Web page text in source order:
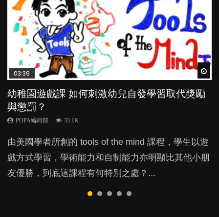
03:39
幼稚園遊戲課 如何刺激幼兒自發學習取代獎勵
與懲罰？
POPA編輯部 33.1K
由美國學者所創的 tools of the mind 課程，學生以遊
戲方式學習，學術能力和自制能力亦明顯比其他小朋
友優勝，到底這課程有何特別之處？...
04:59
幼兒playgroup真係玩耍中學習？研究指BB 15個
月大前上堂不見效果
POPA編輯部 47.1K
現今小朋友的起跑線，愈推愈前。雖然政府並無官方
的統計數字，但粗略估算，香港至少有六、七百家早
期教育中心，但孩子是否愈早上Playgroup愈好？...
03:02
老公患產後憂鬱症對BB的影響
POPA編輯部
鬱，影響日常生活，嚴重的甚至會有自殺，或傷害小
朋友的念頭。但為何爸爸患上產後抑鬱往往難以察
覺？...
04:06
全職好？在職好？｜全職媽媽與在職媽媽的壓
力與價值
POPA編輯部 25.8K
許多媽媽心底可能都有一刻掙扎過：究竟全職好，還
是在職好。雖說每個家庭都有自己的獨特狀況和考慮
因素，但原來全職和在職媽媽所養育的子女其實都各
04:18
凡事以BB為中心，就係好爸媽？｜別忽視父母
的身心虛耗
POPA編輯部 31.5K
父母日夜無間、身心俱疲地照顧BB，如何做到正向
教養？部份父母更會為了小朋友放棄自己的嗜好、減
少出席朋友聚會等等，你以為會換來美好的親子關